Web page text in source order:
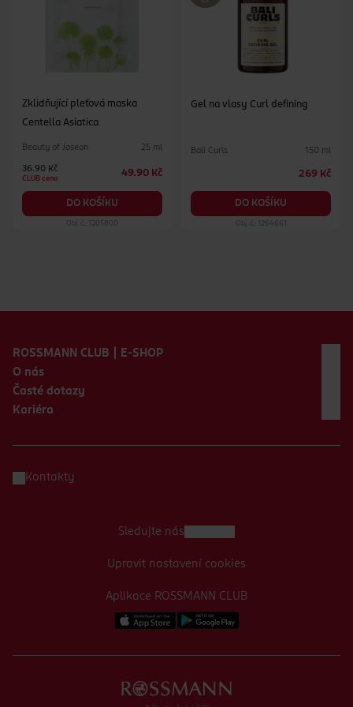
Zklidňující pleťová maska
Centella Asiatica
Beauty of Joseon 25 ml
36.90 Kč
CLUB cena
49.90 Kč
DO KOŠÍKU
Obj. č.: 1205800
Gel na vlasy Curl defining
Bali Curls 150 ml
269 Kč
DO KOŠÍKU
Obj. č.: 1264661
ROSSMANN CLUB | E-SHOP
O nás
Časté dotazy
Kariéra
Kontakty
Aplikace ROSSMANN CLUB
Sledujte nás
Upravit nastavení cookies